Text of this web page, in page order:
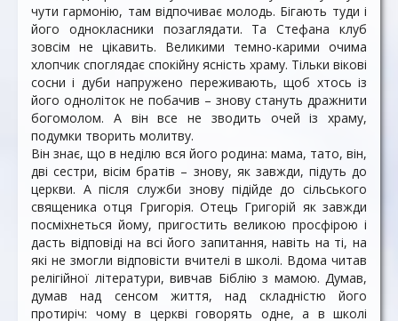
чути гармонію, там відпочиває молодь. Бігають туди і
його однокласники позаглядати. Та Стефана клуб
зовсім не цікавить. Великими темно-карими очима
хлопчик споглядає спокійну ясність храму. Тільки вікові
сосни і дуби напружено переживають, щоб хтось із
його одноліток не побачив – знову стануть дражнити
богомолом. А він все не зводить очей із храму,
подумки творить молитву.
Він знає, що в неділю вся його родина: мама, тато, він,
дві сестри, вісім братів – знову, як завжди, підуть до
церкви. А після служби знову підійде до сільського
священика отця Григорія. Отець Григорій як завжди
посміхнеться йому, пригостить великою просфірою і
дасть відповіді на всі його запитання, навіть на ті, на
які не змогли відповісти вчителі в школі. Вдома читав
релігійної літератури, вивчав Біблію з мамою. Думав,
думав над сенсом життя, над складністю його
протиріч: чому в церкві говорять одне, а в школі